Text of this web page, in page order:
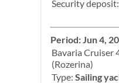
Security deposit:
Period: Jun 4,
Bavaria Cruiser
(Rozerina)
Type: Sailing